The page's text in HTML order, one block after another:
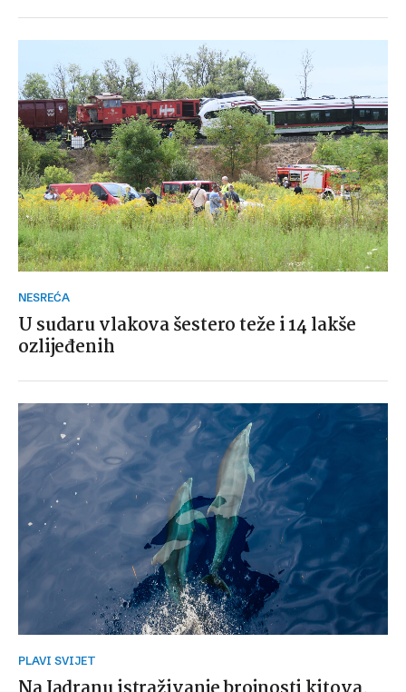
NESREĆA
U sudaru vlakova šestero teže i 14 lakše
ozlijeđenih
PLAVI SVIJET